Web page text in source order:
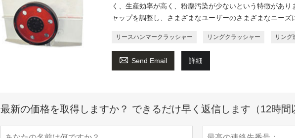
く、生産効率が高く、粉塵汚染が少ないという特徴があ
ャップを調整し、さまざまなユーザーのさまざまなニーズ
リースハンマークラッシャー リングクラッシャー リング
 Send Email 詳細
最新の価格を取得しますか？ できるだけ早く返信します（12時間